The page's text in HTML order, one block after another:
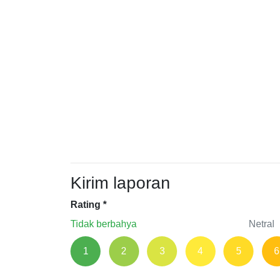
Kirim laporan
Rating *
Tidak berbahya
Netral
1 2 3 4 5 6